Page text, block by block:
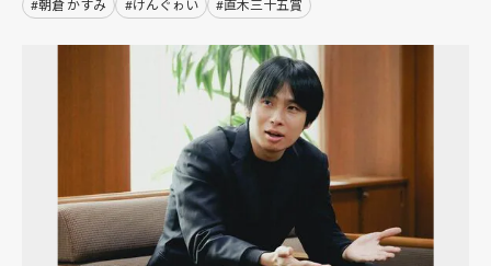
#朝倉 かすみ #けんぐゎい #直木三十五賞